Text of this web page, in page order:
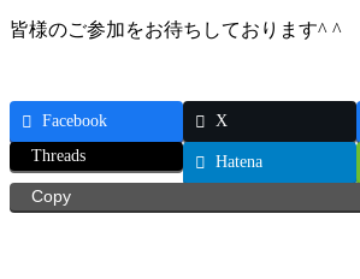
皆様のご参加をお待ちしております^ ^
Facebook X
Threads
Hatena
Copy